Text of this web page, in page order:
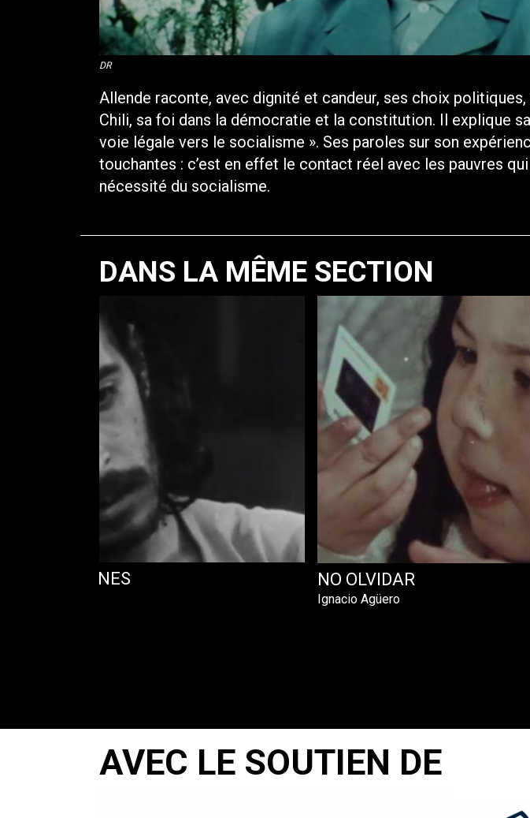
DR
Allende raconte, avec dignité et candeur, ses choix
Chili, sa foi dans la démocratie et la constitution. Il explique
voie légale vers le socialisme ». Ses paroles sur son
touchantes : c’est en effet le contact réel avec les pauvres qui
nécessité du socialisme.
DANS LA MÊME SECTION
Y CHASCONES NO OLVIDAR
Ignacio Agüero
AVEC LE SOUTIEN DE